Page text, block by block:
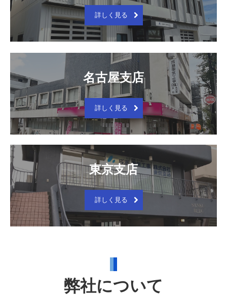
詳しく見る
名古屋支店
詳しく見る
東京支店
詳しく見る
弊社について